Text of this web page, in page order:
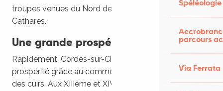
Spéléologie
parcours
Via Ferrata
troupes venues du Nord de la France pour éliminer les
Cathares.
Une grande prospérité
Rapidement, Cordes-sur-Ciel connut une grande
prospérité grâce au commerce des draps, des soies et
des cuirs. Aux XIIIème et XIVème siècles, les